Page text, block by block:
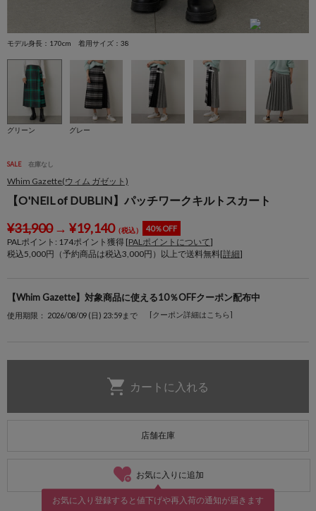
モデル身長：170cm 着用サイズ：38
グリーン グレー
SALE 在庫なし
Whim Gazette(ウィム ガゼット)
【O'NEIL of DUBLIN】パッチワークキルトスカート
¥31,900→ ¥19,140（税込） 40％OFF
PALポイント: 174ポイント獲得 [PALポイントについて]
税込5,000円（予約商品は税込3,000円）以上で送料無料[詳細]
【Whim Gazette】対象商品に使える10％OFFクーポン配布中
使用期限： 2026/08/09 (日) 23:59まで [クーポン詳細はこちら]
店舗在庫
お気に入りに追加
お気に入り登録すると値下げや再入荷の通知が届きます